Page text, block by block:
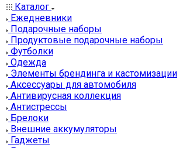
Каталог
Ежедневники
Подарочные наборы
Продуктовые подарочные наборы
Футболки
Одежда
Элементы брендинга и кастомизации
Аксессуары для автомобиля
Антивирусная коллекция
Антистрессы
Брелоки
Внешние аккумуляторы
Гаджеты